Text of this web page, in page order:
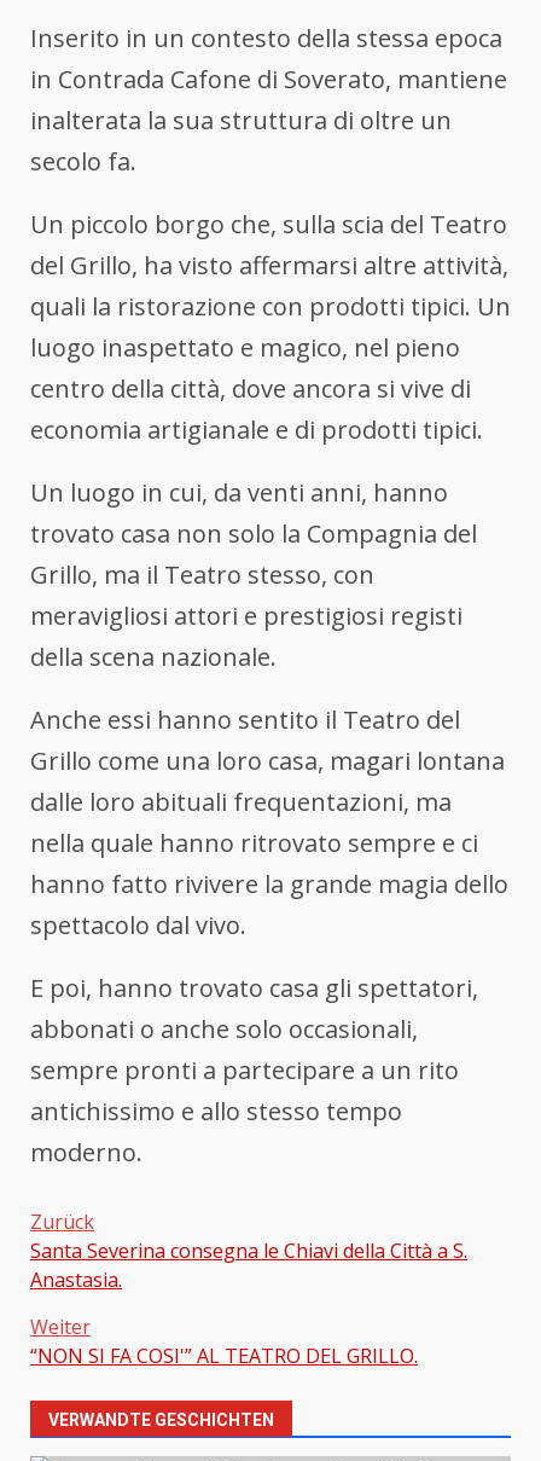
Inserito in un contesto della stessa epoca
in Contrada Cafone di Soverato, mantiene
inalterata la sua struttura di oltre un
secolo fa.
Un piccolo borgo che, sulla scia del Teatro
del Grillo, ha visto affermarsi altre attività,
quali la ristorazione con prodotti tipici. Un
luogo inaspettato e magico, nel pieno
centro della città, dove ancora si vive di
economia artigianale e di prodotti tipici.
Un luogo in cui, da venti anni, hanno
trovato casa non solo la Compagnia del
Grillo, ma il Teatro stesso, con
meravigliosi attori e prestigiosi registi
della scena nazionale.
Anche essi hanno sentito il Teatro del
Grillo come una loro casa, magari lontana
dalle loro abituali frequentazioni, ma
nella quale hanno ritrovato sempre e ci
hanno fatto rivivere la grande magia dello
spettacolo dal vivo.
E poi, hanno trovato casa gli spettatori,
abbonati o anche solo occasionali,
sempre pronti a partecipare a un rito
antichissimo e allo stesso tempo
moderno.
Beitragsnavigation
Zurück
Santa Severina consegna le Chiavi della Città a S.
Anastasia.
Weiter
“NON SI FA COSI'” AL TEATRO DEL GRILLO.
VERWANDTE GESCHICHTEN